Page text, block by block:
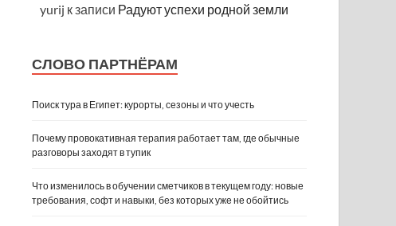
yurij к записи Радуют успехи родной земли
СЛОВО ПАРТНЁРАМ
Поиск тура в Египет: курорты, сезоны и что учесть
Почему провокативная терапия работает там, где обычные
разговоры заходят в тупик
Что изменилось в обучении сметчиков в текущем году: новые
требования, софт и навыки, без которых уже не обойтись